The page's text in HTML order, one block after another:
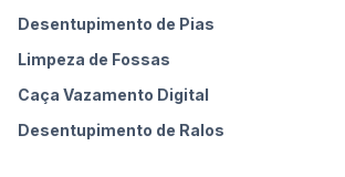
Desentupimento de Pias
Limpeza de Fossas
Caça Vazamento Digital
Desentupimento de Ralos